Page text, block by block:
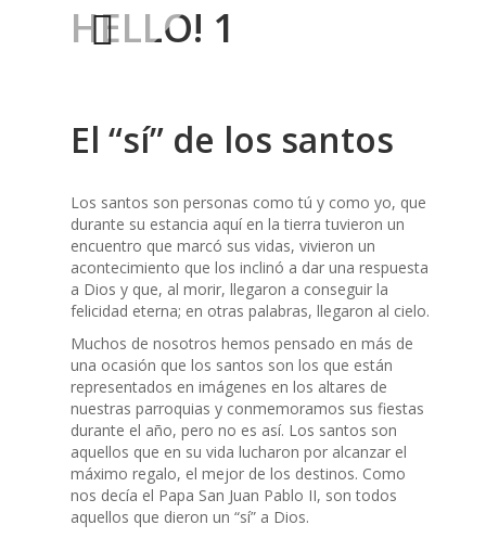
HELLO! 1
El “sí” de los santos
Los santos son personas como tú y como yo, que
durante su estancia aquí en la tierra tuvieron un
encuentro que marcó sus vidas, vivieron un
acontecimiento que los inclinó a dar una respuesta
a Dios y que, al morir, llegaron a conseguir la
felicidad eterna; en otras palabras, llegaron al cielo.
Muchos de nosotros hemos pensado en más de
una ocasión que los santos son los que están
representados en imágenes en los altares de
nuestras parroquias y conmemoramos sus fiestas
durante el año, pero no es así. Los santos son
aquellos que en su vida lucharon por alcanzar el
máximo regalo, el mejor de los destinos. Como
nos decía el Papa San Juan Pablo II, son todos
aquellos que dieron un “sí” a Dios.